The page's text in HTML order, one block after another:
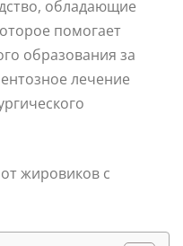
обладающие
помогает
образования за
лечение